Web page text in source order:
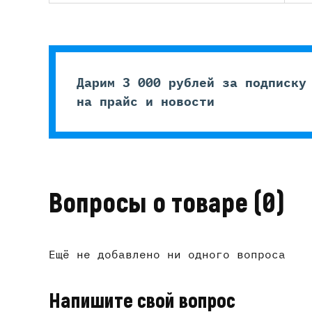
Дарим 3 000 рублей за подписку
на прайс и новости
Вопросы о товаре (0)
Ещё не добавлено ни одного вопроса
Напишите свой вопрос